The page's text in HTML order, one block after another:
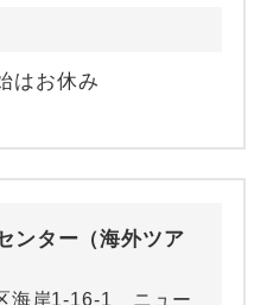
はお休み
ター（海外ツア
海岸1-16-1 ニュー